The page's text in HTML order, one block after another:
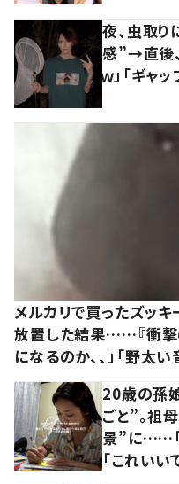
夜、虫取
感”→直後
ｗ」「ギャ
メルカリで買ったズッ
放置した結果……『衝撃
になるのか、、」「野太い
20歳の孫
ごと”。祖
景”に……「
「これいい